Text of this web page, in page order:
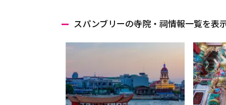
スパンブリーの寺院・祠情報一覧を表